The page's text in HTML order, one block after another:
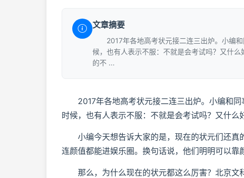
文章摘要
2017年各地高考状元接二连三出炉。小编和
候，也有人表示不服：不就是会考试吗？又什
的不 ...
2017年各地高考状元接二连三出炉。小编和同
时候，也有人表示不服：不就是会考试吗？又什么
小编今天想告诉大家的是，现在的状元们还真
连颜值都能进娱乐圈。换句话说，他们明明可以
那么，为什么现在的状元都这么厉害？北京文